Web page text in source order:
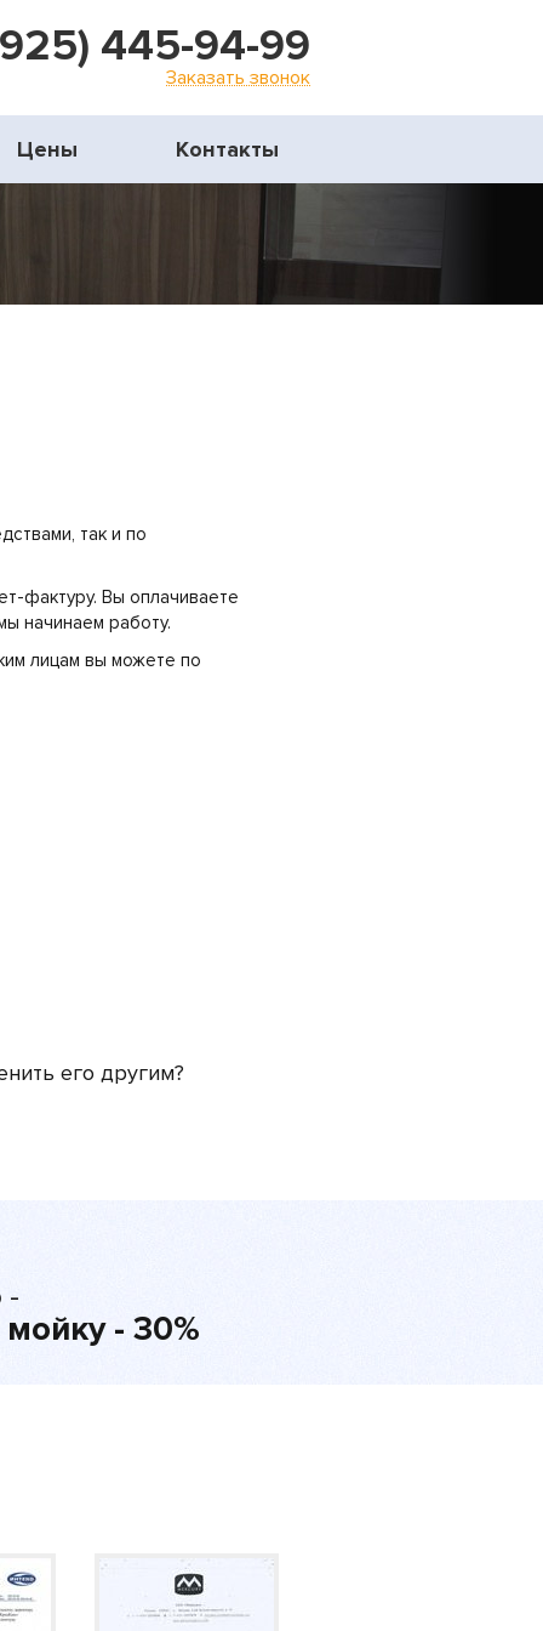
445-94-99
Заказать звонок
Цены Контакты
так и по
фактуру. Вы оплачиваете
начинаем работу.
лицам вы можете по
его другим?
-
- 30%